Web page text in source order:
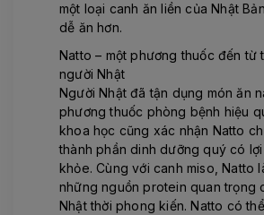
một loại canh ăn liền của Nhật
dễ ăn hơn.
Natto – một phương thuốc đến từ
người Nhật
Người Nhật đã tận dụng món ăn
phương thuốc phòng bệnh hiệu
khoa học cũng xác nhận Natto
thành phần dinh dưỡng quý có
khỏe. Cùng với canh miso, Natto
những nguồn protein quan trọng
Nhật thời phong kiến. Natto có